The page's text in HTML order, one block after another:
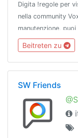
Digita !regole per
nella community
manutenzione,
Beitreten zu
SW Friends